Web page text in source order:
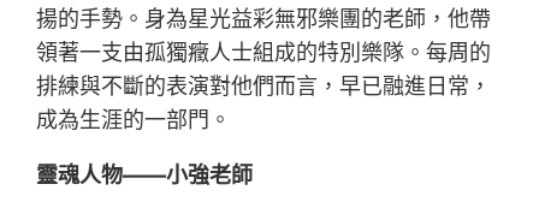
揚的手勢。身為星光益彩無邪樂團的老師，他帶
領著一支由孤獨癥人士組成的特別樂隊。每周的
排練與不斷的表演對他們而言，早已融進日常，
成為生涯的一部門。
靈魂人物——小強老師